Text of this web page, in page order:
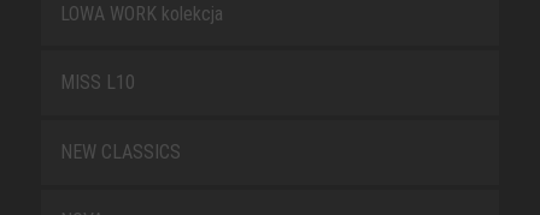
LOWA WORK kolekcja
MISS L10
NEW CLASSICS